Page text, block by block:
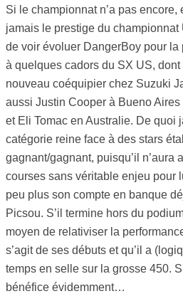
Si le championnat n’a pas encore,
jamais le prestige du
de voir évoluer DangerBoy pour la
à quelques cadors du SX US,
nouveau coéquipier chez Suzuki
aussi Justin Cooper à Bueno
et Eli Tomac en Australie. De quoi
catégorie reine face à des stars
gagnant/gagnant, puisqu’il n’aura
courses sans véritable enjeu pour
peu plus son compte en banque
Picsou. S’il termine hors du
moyen de relativiser la
s’agit de ses débuts et qu’il a
temps en selle sur la grosse 450.
bénéfice évidemment…